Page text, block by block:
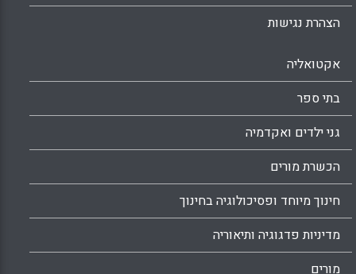
הצהרת נגישות
אקטואליה
בתי ספר
גני ילדים ואקדמיה
הכשרת מורים
חינוך מיוחד ופסיכולוגיה בחינוך
מדיניות פדגוגיה ותיאוריה
מורים